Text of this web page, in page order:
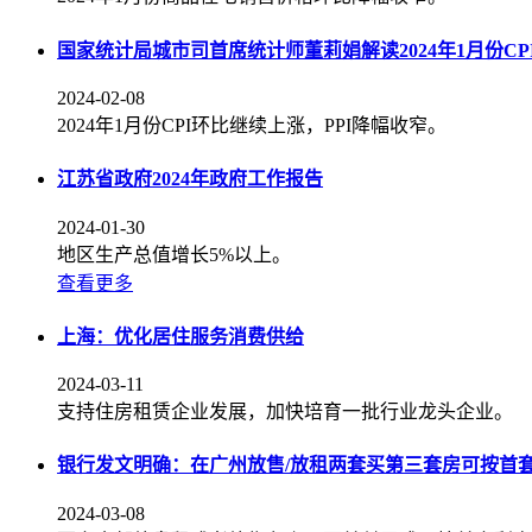
国家统计局城市司首席统计师董莉娟解读2024年1月份
2024-02-08
2024年1月份CPI环比继续上涨，PPI降幅收窄。
江苏省政府2024年政府工作报告
2024-01-30
地区生产总值增长5%以上。
查看更多
上海：优化居住服务消费供给
2024-03-11
支持住房租赁企业发展，加快培育一批行业龙头企业。
银行发文明确：在广州放售/放租两套买第三套房可按首
2024-03-08